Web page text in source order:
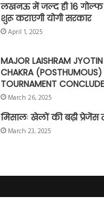
लखनऊ में जल्द ही 16
शुरू कराएगी योगी सरकार
April 1, 2025
MAJOR LAISHRAM
CHAKRA
TOURNAMENT
March 26, 2025
मिसालः खेलों की बढ़ी
March 23, 2025